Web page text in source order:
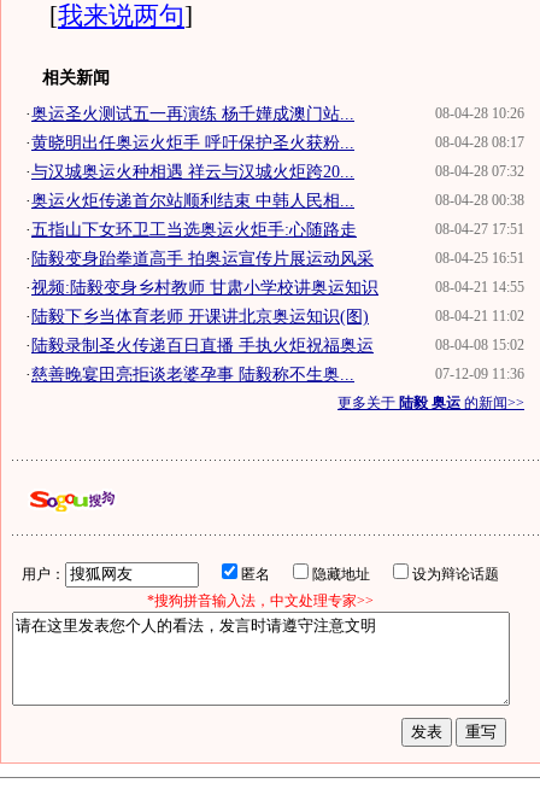
[我来说两句]
相关新闻
08-04-28 10:26
·奥运圣火测试五一再演练 杨千嬅成澳门站...
08-04-28 08:17
·黄晓明出任奥运火炬手 呼吁保护圣火获粉...
08-04-28 07:32
·与汉城奥运火种相遇 祥云与汉城火炬跨20...
08-04-28 00:38
·奥运火炬传递首尔站顺利结束 中韩人民相...
08-04-27 17:51
·五指山下女环卫工当选奥运火炬手:心随路走
08-04-25 16:51
· 陆毅变身跆拳道高手 拍奥运宣传片展运动风采
08-04-21 14:55
·视频:陆毅变身乡村教师 甘肃小学校讲奥运知识
08-04-21 11:02
· 陆毅下乡当体育老师 开课讲北京奥运知识(图)
08-04-08 15:02
· 陆毅录制圣火传递百日直播 手执火炬祝福奥运
07-12-09 11:36
·慈善晚宴田亮拒谈老婆孕事 陆毅称不生奥...
更多关于 陆毅 奥运 的新闻>>
用户： 匿名 隐藏地址
设为辩论话题
*搜狗拼音输入法，中文处理专家>>